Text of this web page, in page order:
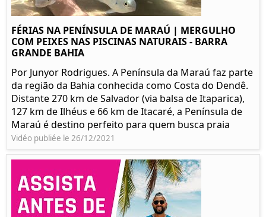
FÉRIAS NA PENÍNSULA DE MARAÚ | MERGULHO
COM PEIXES NAS PISCINAS NATURAIS - BARRA
GRANDE BAHIA
Por Junyor Rodrigues. A Península da Maraú faz parte
da região da Bahia conhecida como Costa do Dendê.
Distante 270 km de Salvador (via balsa de Itaparica),
127 km de Ilhéus e 66 km de Itacaré, a Península de
Maraú é destino perfeito para quem busca praia
Vidéo publiée le 26/12/2021